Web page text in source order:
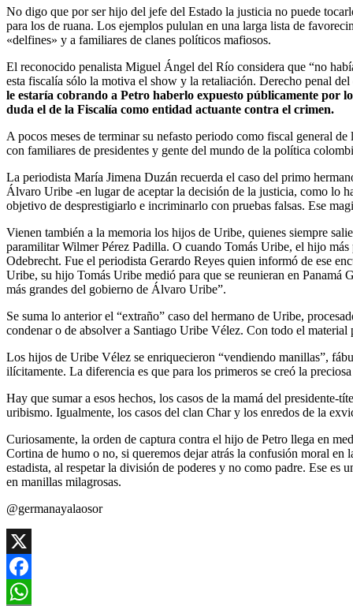
No digo que por ser hijo del jefe del Estado la justicia no puede
para los de ruana. Los ejemplos pululan en una larga lista de
«delfines» y a familiares de clanes políticos mafiosos.
El reconocido penalista Miguel Ángel del Río considera que “no
esta fiscalía sólo la motiva el show y la retaliación. Derecho penal
le estaría cobrando a Petro haberlo expuesto públicamente por
duda el de la Fiscalía como entidad actuante contra el crimen.
A pocos meses de terminar su nefasto periodo como fiscal general
con familiares de presidentes y gente del mundo de la política
La periodista María Jimena Duzán recuerda el caso del primo
Álvaro Uribe -en lugar de aceptar la decisión de la justicia, como lo
objetivo de desprestigiarlo e incriminarlo con pruebas falsas. Ese
Vienen también a la memoria los hijos de Uribe, quienes siempre
paramilitar Wilmer Pérez Padilla. O cuando Tomás Uribe, el hijo
Odebrecht. Fue el periodista Gerardo Reyes quien informó de ese
Uribe, su hijo Tomás Uribe medió para que se reunieran en
más grandes del gobierno de Álvaro Uribe”.
Se suma lo anterior el “extraño” caso del hermano de Uribe,
condenar o de absolver a Santiago Uribe Vélez. Con todo el
Los hijos de Uribe Vélez se enriquecieron “vendiendo manillas”,
ilícitamente. La diferencia es que para los primeros se creó la
Hay que sumar a esos hechos, los casos de la mamá del
uribismo. Igualmente, los casos del clan Char y los enredos de la
Curiosamente, la orden de captura contra el hijo de Petro llega en
Cortina de humo o no, si queremos dejar atrás la confusión moral en
estadista, al respetar la división de poderes y no como padre. Ese es
en manillas milagrosas.
@germanayalaosor
X
Facebook